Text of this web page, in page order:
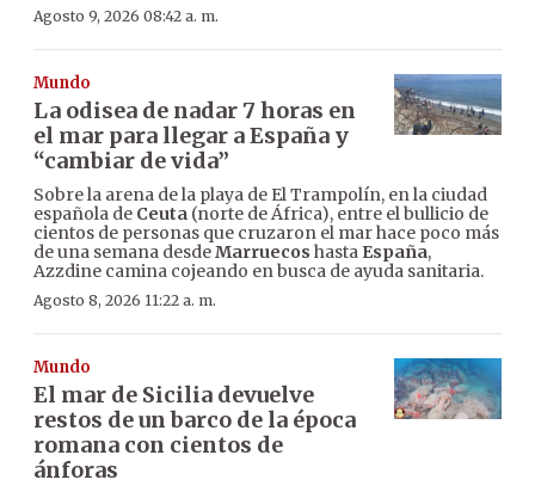
Agosto 9, 2026 08:42 a. m.
Mundo
La odisea de nadar 7 horas en
el mar para llegar a España y
“cambiar de vida”
Sobre la arena de la playa de El Trampolín, en la ciudad
española de Ceuta (norte de África), entre el bullicio de
cientos de personas que cruzaron el mar hace poco más
de una semana desdeMarruecos hasta España,
Azzdine camina cojeando en busca de ayuda sanitaria.
Agosto 8, 2026 11:22 a. m.
Mundo
El mar de Sicilia devuelve
restos de un barco de la época
romana con cientos de
ánforas